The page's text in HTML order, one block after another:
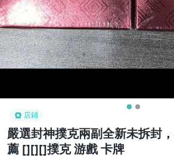
店鋪
嚴選封神撲克兩副全新未拆封
薦 [][][]撲克 游戲 卡牌